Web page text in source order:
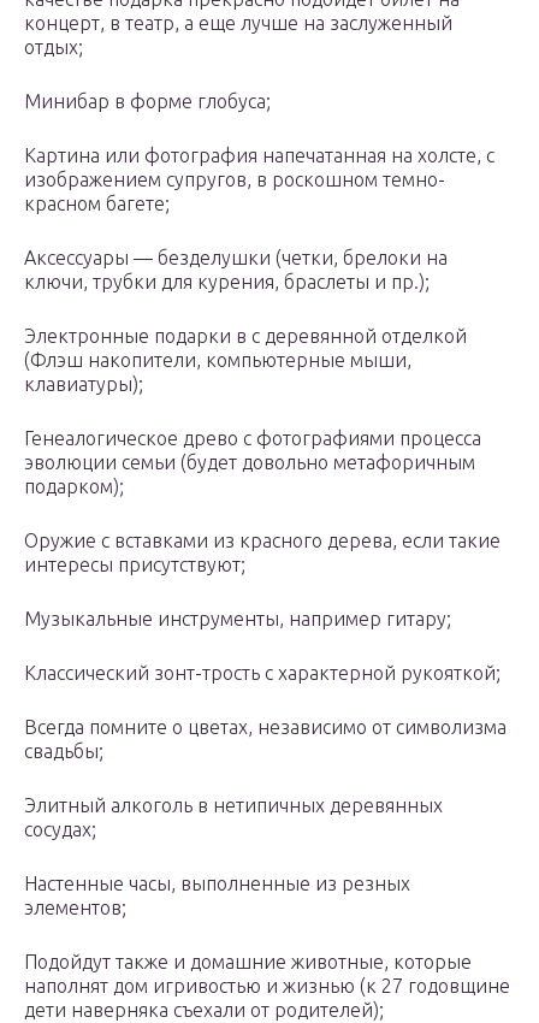
концерт, в театр, а еще лучше на заслуженный
отдых;
Минибар в форме глобуса;
Картина или фотография напечатанная на холсте, с
изображением супругов, в роскошном темно-
красном багете;
Аксессуары — безделушки (четки, брелоки на
ключи, трубки для курения, браслеты и пр.);
Электронные подарки в с деревянной отделкой
(Флэш накопители, компьютерные мыши,
клавиатуры);
Генеалогическое древо с фотографиями процесса
эволюции семьи (будет довольно метафоричным
подарком);
Оружие с вставками из красного дерева, если такие
интересы присутствуют;
Музыкальные инструменты, например гитару;
Классический зонт-трость с характерной рукояткой;
Всегда помните о цветах, независимо от символизма
свадьбы;
Элитный алкоголь в нетипичных деревянных
сосудах;
Настенные часы, выполненные из резных
элементов;
Подойдут также и домашние животные, которые
наполнят дом игривостью и жизнью (к 27 годовщине
дети наверняка съехали от родителей);